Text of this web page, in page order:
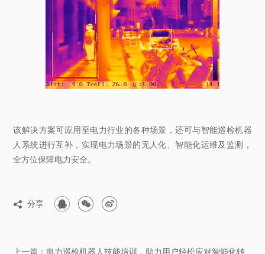
该解决方案可应用至电力行业的各种场景，还可与智能巡检机器
人系统进行互补，实现电力场景的无人化、智能化运维及监测，
全方位保障电力安全。
 分享   